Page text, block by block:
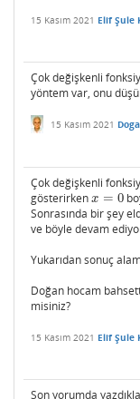
15 Kasım 2021 Elif Şule
Çok değişkenli
yöntem var, onu
15 Kasım 2021
Çok değişkenli
gösterirken x = 0
x= 0
Sonrasında bir şey
ve böyle devam
Yukarıdan sonuç
Doğan hocam
misiniz?
15 Kasım 2021 Elif Şule
Son yorumda